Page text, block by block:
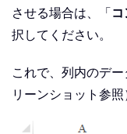
させる場合は、「
択してください。
これで、列内のデ
リーンショット参照